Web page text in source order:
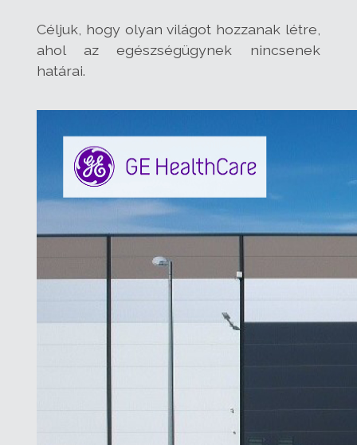
Céljuk, hogy olyan világot hozzanak létre,
ahol az egészségügynek nincsenek
határai.